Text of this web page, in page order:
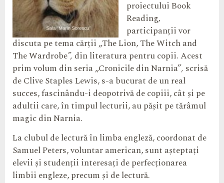
proiectului Book
Reading,
participanții vor
discuta pe tema cărții „The Lion, The Witch and
The Wardrobe”, din literatura pentru copii.Acest
prim volum din seria „Cronicile din Narnia”, scrisă
de Clive Staples Lewis, s-a bucurat de un real
succes, fascinându-i deopotrivă de copiii, cât și pe
adultii care, în timpul lecturii, au pășit pe tărâmul
magic din Narnia.
La clubul de lectură în limba engleză, coordonat de
Samuel Peters, voluntar american, sunt așteptați
elevii și studenții interesați de perfecționarea
limbii engleze, precum și de lectură.